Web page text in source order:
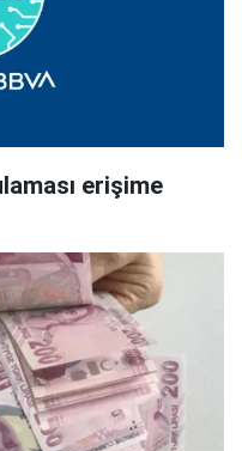
erişime